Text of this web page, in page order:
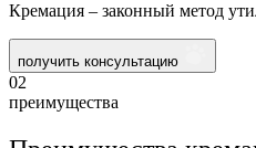
Кремация – законный метод
получить консультацию
02
преимущества